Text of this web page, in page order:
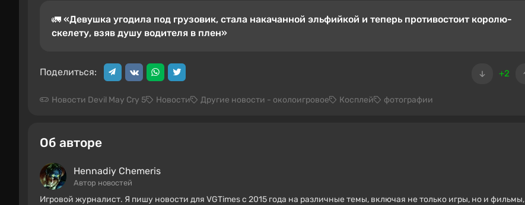
🚛 «Девушка угодила под грузовик, стала накачанной эльфийкой и теперь противостоит королю-
скелету, взяв душу водителя в плен»
+2
Поделиться:
Новости Devil May Cry 5 Новости Другие новости - околоигровое Косплей фотографии
Об авторе
Hennadiy Chemеris
Автор новостей
Игровой журналист. Я пишу новости для VGTimes с 2015 года на различные темы, включая не только игры, но и фильмы,